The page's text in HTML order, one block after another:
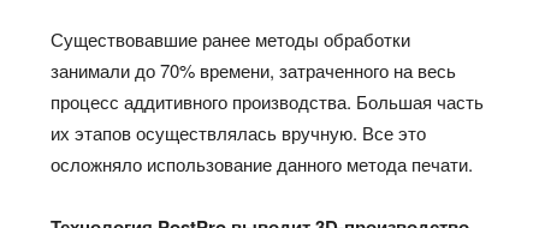
Существовавшие ранее методы обработки
занимали до 70% времени, затраченного на весь
процесс аддитивного производства. Большая часть
их этапов осуществлялась вручную. Все это
осложняло использование данного метода печати.